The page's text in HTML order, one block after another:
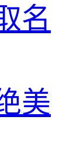
名
美